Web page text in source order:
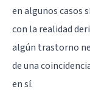
en algunos casos
con la realidad
algún trastorno
de una
en sí.